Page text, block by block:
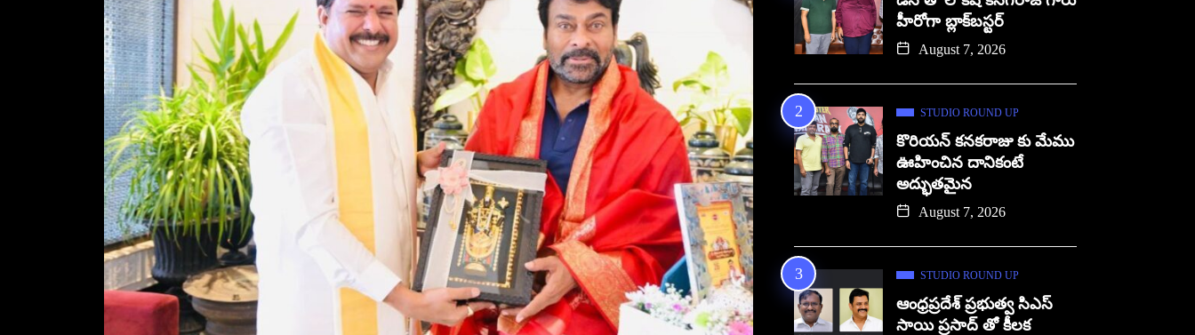
హీరోగా బ్లాక్‌బస్టర్
August 7, 2026
STUDIO ROUND UP
కొరియన్ కనకరాజు కు మేము
ఊహించిన దానికంటే
అద్భుతమైన
August 7, 2026
STUDIO ROUND UP
ఆంధ్రప్రదేశ్ ప్రభుత్వ సిఎస్
సాయి ప్రసాద్ తో కీలక